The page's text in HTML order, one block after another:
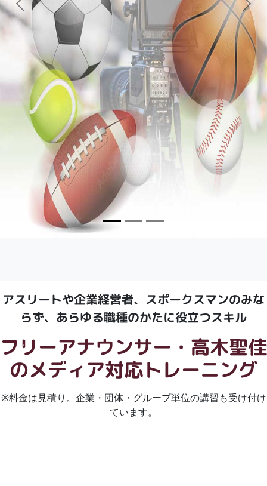
Previous Next
アスリートや企業経営者、スポークスマンのみな
らず、あらゆる職種のかたに役立つスキル
フリーアナウンサー・高木聖佳
のメディア対応トレーニング
※料金は見積り。企業・団体・グループ単位の講習も受け付け
ています。
Previous Next